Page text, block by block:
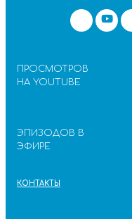
ПРОСМОТРОВ
НА YOUTUBE
ЭПИЗОДОВ В
ЭФИРЕ
КОНТАКТЫ